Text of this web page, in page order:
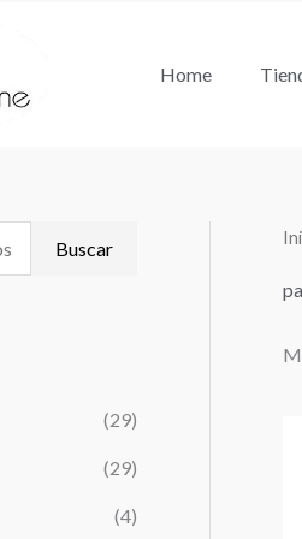
Home
Buscar
(29)
(29)
(4)